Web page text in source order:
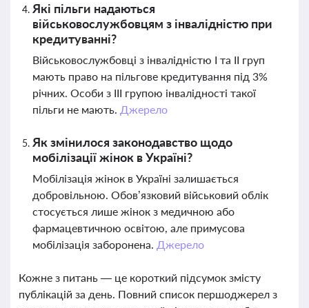
Які пільги надаються
військовослужбовцям з інвалідністю при
кредитуванні?
Військовослужбовці з інвалідністю I та II груп
мають право на пільгове кредитування під 3%
річних. Особи з III групою інвалідності такої
пільги не мають. Джерело
Як змінилося законодавство щодо
мобілізації жінок в Україні?
Мобілізація жінок в Україні залишається
добровільною. Обов’язковий військовий облік
стосується лише жінок з медичною або
фармацевтичною освітою, але примусова
мобілізація заборонена. Джерело
Кожне з питань — це короткий підсумок змісту
публікацій за день. Повний список першоджерел з